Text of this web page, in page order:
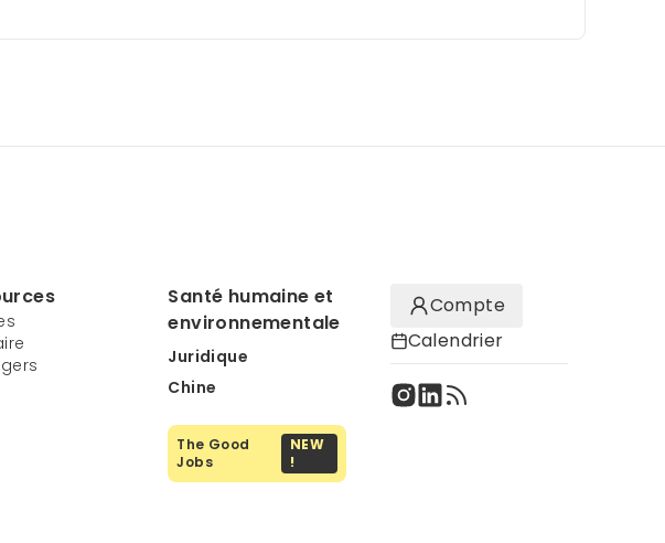
Santé humaine et
environnementale
Juridique
Chine
The Good
Jobs
NEW
!
Compte
Calendrier